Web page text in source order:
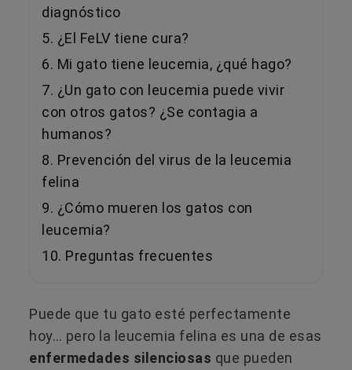
diagnóstico
5. ¿El FeLV tiene cura?
6. Mi gato tiene leucemia, ¿qué hago?
7. ¿Un gato con leucemia puede vivir
con otros gatos? ¿Se contagia a
humanos?
8. Prevención del virus de la leucemia
felina
9. ¿Cómo mueren los gatos con
leucemia?
10. Preguntas frecuentes
Puede que tu gato esté perfectamente
hoy… pero la leucemia felina es una de esas
enfermedades silenciosas que pueden